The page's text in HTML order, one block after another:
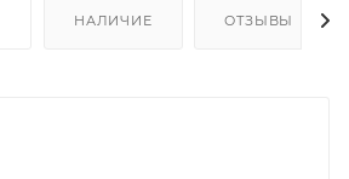
НАЛИЧИЕ ОТЗЫВЫ